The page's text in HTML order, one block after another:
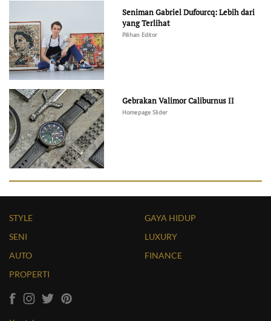
Seniman Gabriel Dufourcq: Lebih dari
yang Terlihat
Pilihan Editor
Gebrakan Valimor Caliburnus II
Homepage Slider
STYLE
SENI
AUTO
PROPERTI
GAYA HIDUP
LUXURY
FINANCE